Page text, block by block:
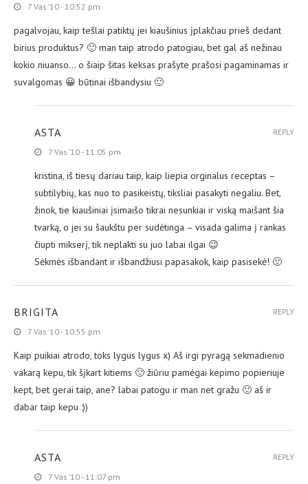
7 Vas ’10 - 10:52 pm
pagalvojau, kaip tešlai patiktų jei kiaušinius įplakčiau prieš dedant
birius produktus? 🙂 man taip atrodo patogiau, bet gal aš nežinau
kokio niuanso… o šiaip šitas keksas prašyte prašosi pagaminamas ir
suvalgomas 😀 būtinai išbandysiu 🙂
ASTA
7 Vas ’10 - 11:05 pm
kristina, iš tiesų dariau taip, kaip liepia orginalus receptas –
subtilybių, kas nuo to pasikeistų, tiksliai pasakyti negaliu. Bet,
žinok, tie kiaušiniai įsimaišo tikrai nesunkiai ir viską maišant šia
tvarką, o jei su šaukštu per sudėtinga – visada galima į rankas
čiupti mikserį, tik neplakti su juo labai ilgai 😉
Sėkmės išbandant ir išbandžiusi papasakok, kaip pasisekė! 🙂
REPLY
BRIGITA
7 Vas ’10 - 10:55 pm
Kaip puikiai atrodo, toks lygus lygus x) Aš irgi pyragą sekmadienio
vakarą kepu, tik šįkart kitiems 🙂 žiūriu pamėgai kepimo popieriuje
kept, bet gerai taip, ane? labai patogu ir man net gražu 🙂 aš ir
dabar taip kepu :))
REPLY
ASTA
7 Vas ’10 - 11:07 pm
REPLY